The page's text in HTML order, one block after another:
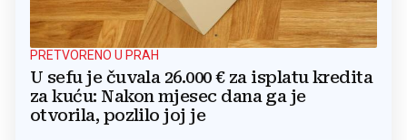
PRETVORENO U PRAH
U sefu je čuvala 26.000 € za isplatu kredita
za kuću: Nakon mjesec dana ga je
otvorila, pozlilo joj je